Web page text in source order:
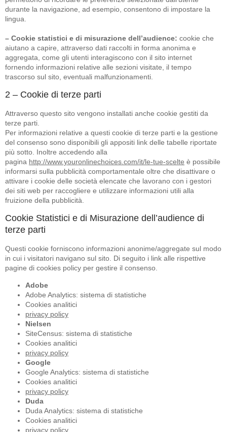
durante la navigazione, ad esempio, consentono di impostare la
lingua.
– Cookie statistici e di misurazione dell’audience: cookie che
aiutano a capire, attraverso dati raccolti in forma anonima e
aggregata, come gli utenti interagiscono con il sito internet
fornendo informazioni relative alle sezioni visitate, il tempo
trascorso sul sito, eventuali malfunzionamenti.
2 – Cookie di terze parti
Attraverso questo sito vengono installati anche cookie gestiti da
terze parti.
Per informazioni relative a questi cookie di terze parti e la gestione
del consenso sono disponibili gli appositi link delle tabelle riportate
più sotto. Inoltre accedendo alla
pagina http://www.youronlinechoices.com/it/le-tue-scelte è possibile
informarsi sulla pubblicità comportamentale oltre che disattivare o
attivare i cookie delle società elencate che lavorano con i gestori
dei siti web per raccogliere e utilizzare informazioni utili alla
fruizione della pubblicità.
Cookie Statistici e di Misurazione dell’audience di
terze parti
Questi cookie forniscono informazioni anonime/aggregate sul modo
in cui i visitatori navigano sul sito. Di seguito i link alle rispettive
pagine di cookies policy per gestire il consenso.
Adobe
Adobe Analytics: sistema di statistiche
Cookies analitici
privacy policy
Nielsen
SiteCensus: sistema di statistiche
Cookies analitici
privacy policy
Google
Google Analytics: sistema di statistiche
Cookies analitici
privacy policy
Duda
Duda Analytics: sistema di statistiche
Cookies analitici
privacy policy